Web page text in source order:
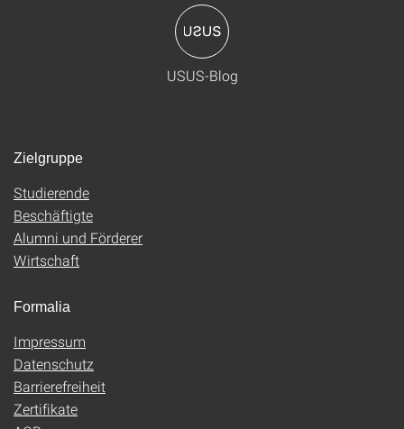
USUS-Blog
Zielgruppe
Studierende
Beschäftigte
Alumni und Förderer
Wirtschaft
Formalia
Impressum
Datenschutz
Barrierefreiheit
Zertifikate